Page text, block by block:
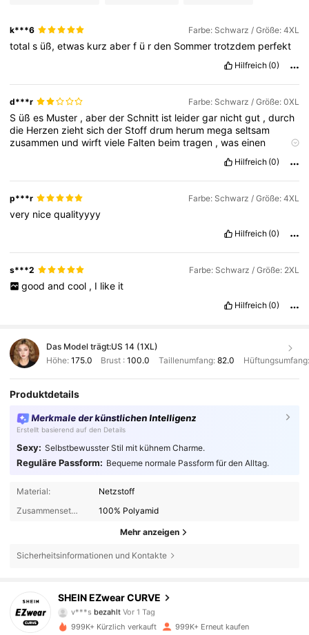
k***6 Farbe: Schwarz / Größe: 4XL
totals üß,etwas kurzaberf ü rden Sommertrotzdem perfekt
Hilfreich (0)
d***r Farbe: Schwarz / Größe: 0XL
S üßes Muster ,aberder Schnitt ist leidergar nichtgut ,durch
die Herzen ziehtsichder Stoffdrum herum megaseltsam
zusammen undwirftviele Falten beimtragen ,waseinen
Hilfreich (0)
p***r Farbe: Schwarz / Größe: 4XL
very nicequalityyyy
Hilfreich (0)
s***2 Farbe: Schwarz / Größe: 2XL
good and cool , I like it
Hilfreich (0)
Das Model trägt:US 14 (1XL)
Höhe: 175.0 Brust :100.0 Taillenumfang: 82.0
Produktdetails
Merkmale der künstlichen Intelligenz
Erstellt basierend auf den Details
Sexy: Selbstbewusster Stil mit kühnem Charme.
Reguläre Passform: Bequeme normale Passform für den Alltag.
Material:
Netzstoff
Zusammensetzung:
100% Polyamid
Mehr anzeigen
Sicherheitsinformationen und Kontakte
SHEIN EZwear CURVE
4,84
398K Follower
v***s bezahlt Vor 1 Tag
999K+ Kürzlich verkauft 999K+ Erneut kaufen